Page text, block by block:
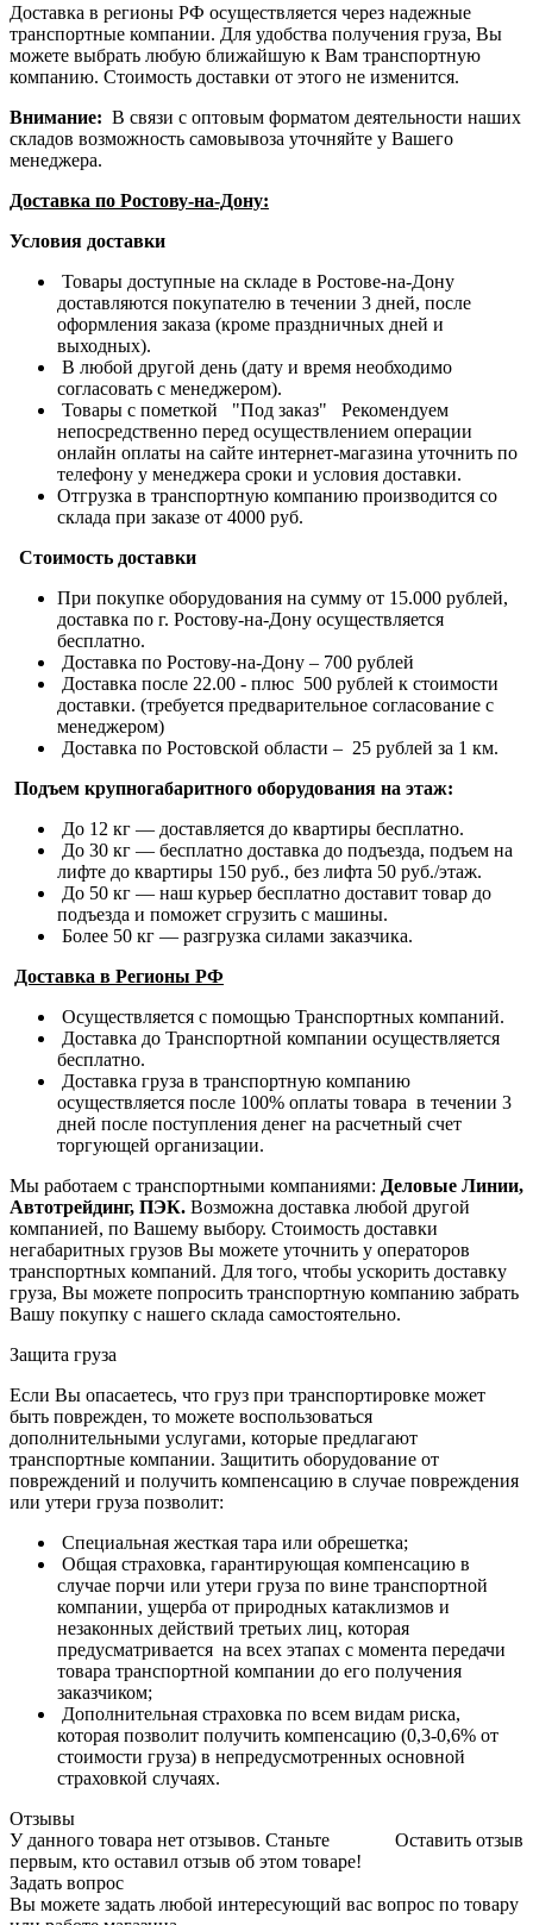
Доставка в регионы РФ осуществляется через надежные
транспортные компании. Для удобства получения груза, Вы
можете выбрать любую ближайшую к Вам транспортную
компанию. Стоимость доставки от этого не изменится.
Внимание: В связи с оптовым форматом деятельности наших
складов возможность самовывоза уточняйте у Вашего
менеджера.
Доставка по Ростову-на-Дону:
Условия доставки
Товары доступные на складе в Ростове-на-Дону
доставляются покупателю в течении 3 дней, после
оформления заказа (кроме праздничных дней и
выходных).
В любой другой день (дату и время необходимо
согласовать с менеджером).
Товары с пометкой "Под заказ" Рекомендуем
непосредственно перед осуществлением операции
онлайн оплаты на сайте интернет-магазина уточнить по
телефону у менеджера сроки и условия доставки.
Отгрузка в транспортную компанию производится со
склада при заказе от 4000 руб.
Стоимость доставки
При покупке оборудования на сумму от 15.000 рублей,
доставка по г. Ростову-на-Дону осуществляется
бесплатно.
Доставка по Ростову-на-Дону – 700 рублей
Доставка после 22.00 - плюс 500 рублей к стоимости
доставки. (требуется предварительное согласование с
менеджером)
Доставка по Ростовской области – 25 рублей за 1 км.
Подъем крупногабаритного оборудования на этаж:
До 12 кг — доставляется до квартиры бесплатно.
До 30 кг — бесплатно доставка до подъезда, подъем на
лифте до квартиры 150 руб., без лифта 50 руб./этаж.
До 50 кг — наш курьер бесплатно доставит товар до
подъезда и поможет сгрузить с машины.
Более 50 кг — разгрузка силами заказчика.
Доставка в Регионы РФ
Осуществляется с помощью Транспортных компаний.
Доставка до Транспортной компании осуществляется
бесплатно.
Доставка груза в транспортную компанию
осуществляется после 100% оплаты товара в течении 3
дней после поступления денег на расчетный счет
торгующей организации.
Мы работаем с транспортными компаниями: Деловые Линии,
Автотрейдинг, ПЭК. Возможна доставка любой другой
компанией, по Вашему выбору. Стоимость доставки
негабаритных грузов Вы можете уточнить у операторов
транспортных компаний. Для того, чтобы ускорить доставку
груза, Вы можете попросить транспортную компанию забрать
Вашу покупку с нашего склада самостоятельно.
Защита груза
Если Вы опасаетесь, что груз при транспортировке может
быть поврежден, то можете воспользоваться
дополнительными услугами, которые предлагают
транспортные компании. Защитить оборудование от
повреждений и получить компенсацию в случае повреждения
или утери груза позволит:
Специальная жесткая тара или обрешетка;
Общая страховка, гарантирующая компенсацию в
случае порчи или утери груза по вине транспортной
компании, ущерба от природных катаклизмов и
незаконных действий третьих лиц, которая
предусматривается на всех этапах с момента передачи
товара транспортной компании до его получения
заказчиком;
Дополнительная страховка по всем видам риска,
которая позволит получить компенсацию (0,3-0,6% от
стоимости груза) в непредусмотренных основной
страховкой случаях.
Отзывы
Оставить отзыв
У данного товара нет отзывов. Станьте
первым, кто оставил отзыв об этом товаре!
Задать вопрос
Вы можете задать любой интересующий вас вопрос по товару